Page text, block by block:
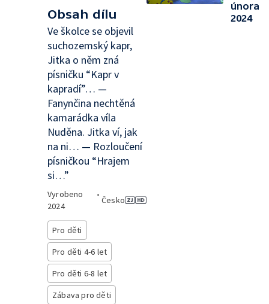
Obsah dílu
Ve školce se objevil
suchozemský kapr,
Jitka o něm zná
písničku “Kapr v
kapradí”… —
Fanynčina nechtěná
kamarádka víla
Nuděna. Jitka ví, jak
na ni… — Rozloučení
písničkou “Hrajem
si…”
Vyrobeno
2024
•
Česko
Pro děti
Pro děti 4-6 let
Pro děti 6-8 let
Zábava pro děti
února
2024